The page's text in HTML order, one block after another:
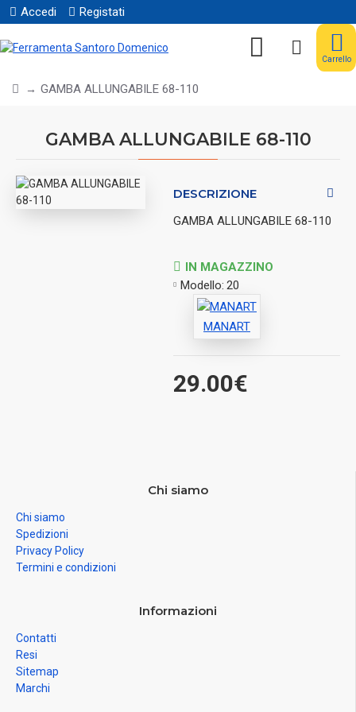
Accedi Registati
Carrello
GAMBA ALLUNGABILE 68-110
GAMBA ALLUNGABILE 68-110
DESCRIZIONE
GAMBA ALLUNGABILE 68-110
29.00€
IN MAGAZZINO
Modello: 20
MANART
Chi siamo
Chi siamo
Spedizioni
Privacy Policy
Termini e condizioni
Informazioni
Contatti
Resi
Sitemap
Marchi